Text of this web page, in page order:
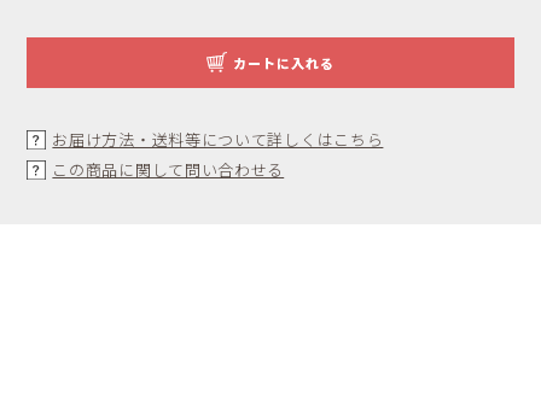
カートに入れる
お届け方法・送料等について詳しくはこちら
この商品に関して問い合わせる